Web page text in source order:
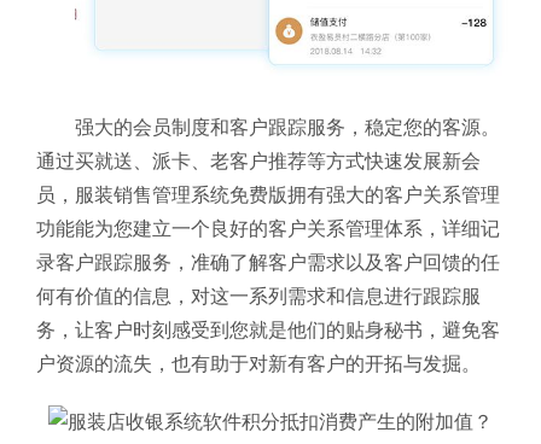
强大的会员制度和客户跟踪服务，稳定您的客源。
通过买就送、派卡、老客户推荐等方式快速发展新会
员， 服装销售管理系统免费版拥有强大的客户关系管理
功能能为您建立一个良好的客户关系管理体系，详细记
录客户跟踪服务，准确了解客户需求以及客户回馈的任
何有价值的信息，对这一系列需求和信息进行跟踪服
务，让客户时刻感受到您就是他们的贴身秘书，避免客
户资源的流失，也有助于对新有客户的开拓与发掘。